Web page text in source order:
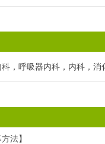
，呼吸器内科，内科，
法】